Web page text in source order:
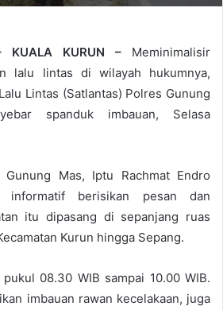
KUALA KURUN – Meminimalisir
lalu lintas di wilayah hukumnya,
Lintas (Satlantas) Polres Gunung
spanduk imbauan, Selasa
Mas, Iptu Rachmat Endro
informatif berisikan pesan dan
itu dipasang di sepanjang ruas
Kurun hingga Sepang.
08.30 WIB sampai 10.00 WIB.
imbauan rawan kecelakaan, juga